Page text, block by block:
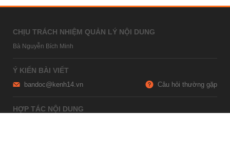
CHỊU TRÁCH NHIỆM QUẢN LÝ NỘI DUNG
Bà Nguyễn Bích Minh
Ý KIẾN BÀI VIẾT
bandoc@kenh14.vn Câu hỏi thường gặp
HỢP TÁC NỘI DUNG